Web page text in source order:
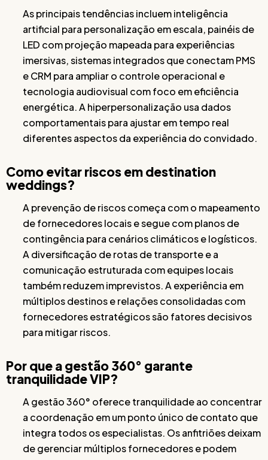
As principais tendências incluem inteligência
artificial para personalização em escala, painéis de
LED com projeção mapeada para experiências
imersivas, sistemas integrados que conectam PMS
e CRM para ampliar o controle operacional e
tecnologia audiovisual com foco em eficiência
energética. A hiperpersonalização usa dados
comportamentais para ajustar em tempo real
diferentes aspectos da experiência do convidado.
Como evitar riscos em destination
weddings?
A prevenção de riscos começa com o mapeamento
de fornecedores locais e segue com planos de
contingência para cenários climáticos e logísticos.
A diversificação de rotas de transporte e a
comunicação estruturada com equipes locais
também reduzem imprevistos. A experiência em
múltiplos destinos e relações consolidadas com
fornecedores estratégicos são fatores decisivos
para mitigar riscos.
Por que a gestão 360° garante
tranquilidade VIP?
A gestão 360° oferece tranquilidade ao concentrar
a coordenação em um ponto único de contato que
integra todos os especialistas. Os anfitriões deixam
de gerenciar múltiplos fornecedores e podem